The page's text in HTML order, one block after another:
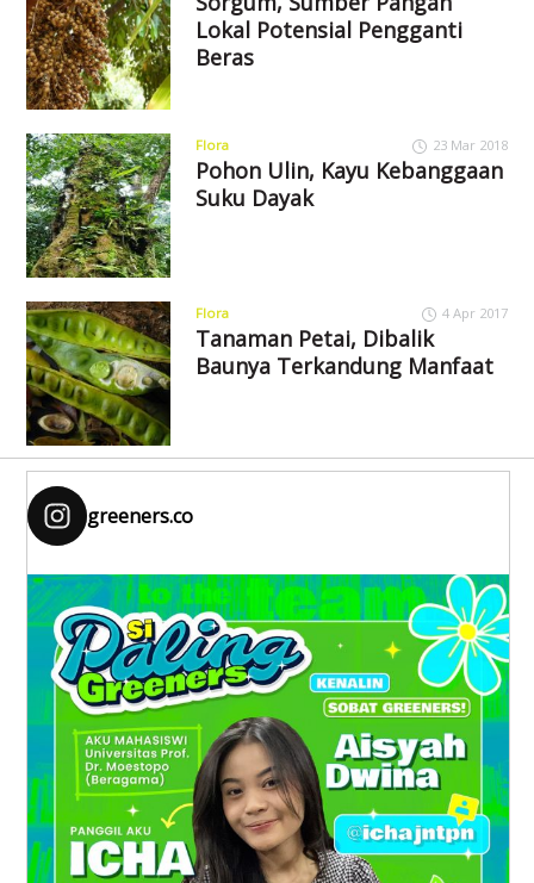
Lokal Potensial Pengganti
Beras
Flora 23 Mar 2018
Pohon Ulin, Kayu Kebanggaan
Suku Dayak
Flora 4 Apr 2017
Tanaman Petai, Dibalik
Baunya Terkandung Manfaat
greeners.co